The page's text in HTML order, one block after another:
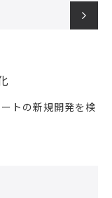
トの新規開発を検